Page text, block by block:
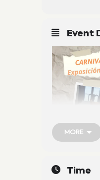
Event
MORE
Time